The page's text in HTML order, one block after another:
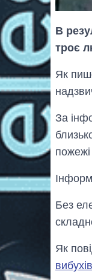
В
троє
Як
За
Без
Як
вибухів